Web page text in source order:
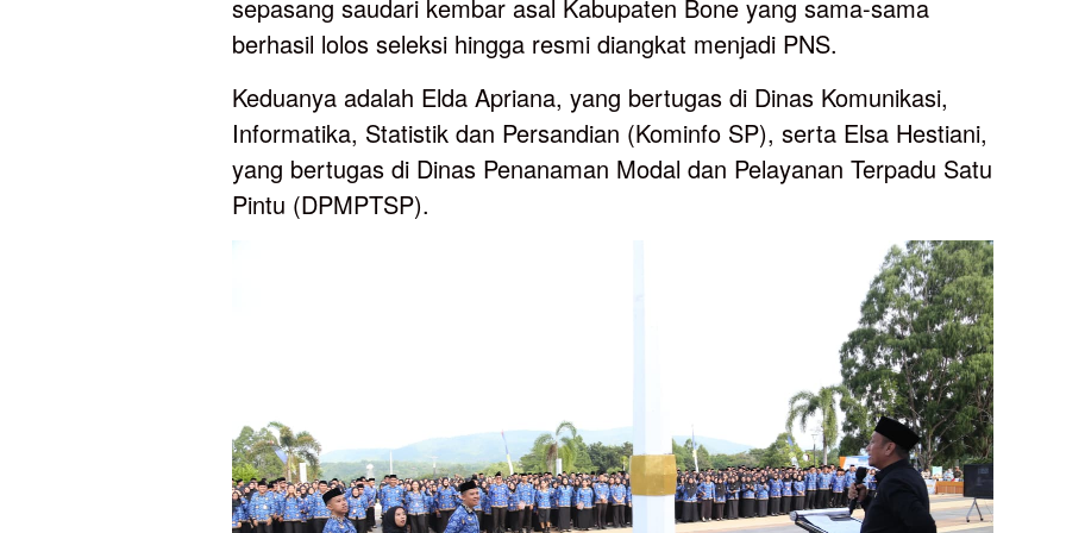
sepasang saudari kembar asal Kabupaten Bone yang sama-sama
berhasil lolos seleksi hingga resmi diangkat menjadi PNS.
Keduanya adalah Elda Apriana, yang bertugas di Dinas Komunikasi,
Informatika, Statistik dan Persandian (Kominfo SP), serta Elsa Hestiani,
yang bertugas di Dinas Penanaman Modal dan Pelayanan Terpadu Satu
Pintu (DPMPTSP).